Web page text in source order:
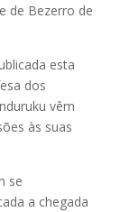
de Bezerro de
esta
dos
vêm
às suas
se
a chegada